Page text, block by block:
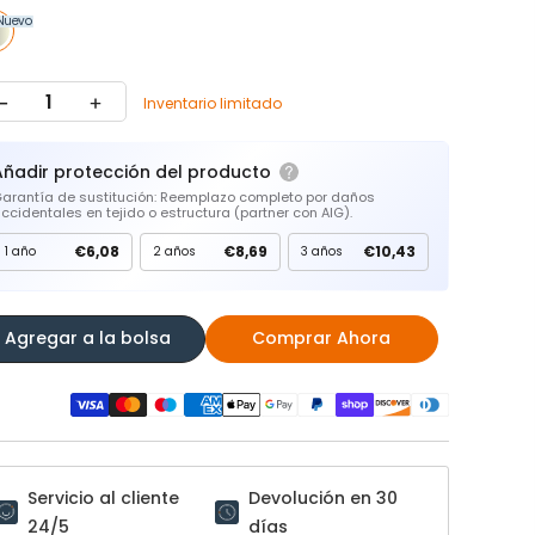
Inventario limitado
protección del producto
de sustitución: Reemplazo completo por daños
en tejido o estructura (partner con AIG).
1 año €6,08 2 años €8,69 3 años €10,43
Agregar a la bolsa Comprar Ahora
Servicio al cliente
24/5
Devolución en 30
días